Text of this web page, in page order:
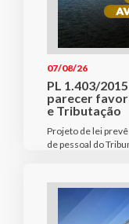
07/08/26
PL 1.403/
parecer
e Tributação
Projeto de lei
de pessoal do